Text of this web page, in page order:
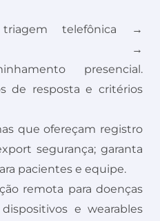
telefônica →
→
presencial.
de resposta e critérios
que ofereçam registro
segurança; garanta
pacientes e equipe.
remota para doenças
e wearables